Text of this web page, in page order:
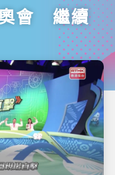
會 繼續